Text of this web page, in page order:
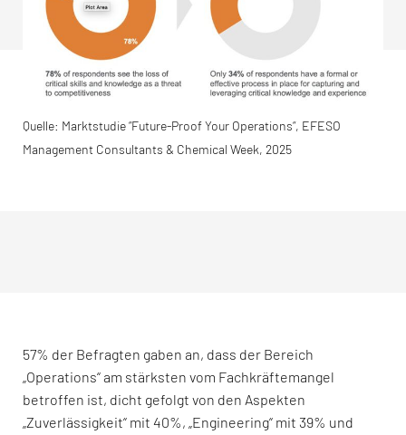
Quelle: Marktstudie “Future-Proof Your Operations“, EFESO
Management Consultants & Chemical Week, 2025
57% der Befragten gaben an, dass der Bereich
„Operations“ am stärksten vom Fachkräftemangel
betroffen ist, dicht gefolgt von den Aspekten
„Zuverlässigkeit“ mit 40%, „Engineering“ mit 39% und